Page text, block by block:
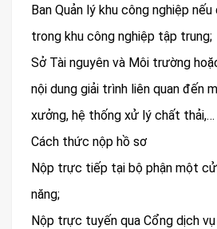
Ban Quản lý khu công nghiệp
trong khu công nghiệp tập trung;
Sở Tài nguyên và Môi trường
nội dung giải trình liên quan đến
xưởng, hệ thống xử lý chất thải,…
Cách thức nộp hồ sơ
Nộp trực tiếp tại bộ phận một
năng;
Nộp trực tuyến qua Cổng dịch